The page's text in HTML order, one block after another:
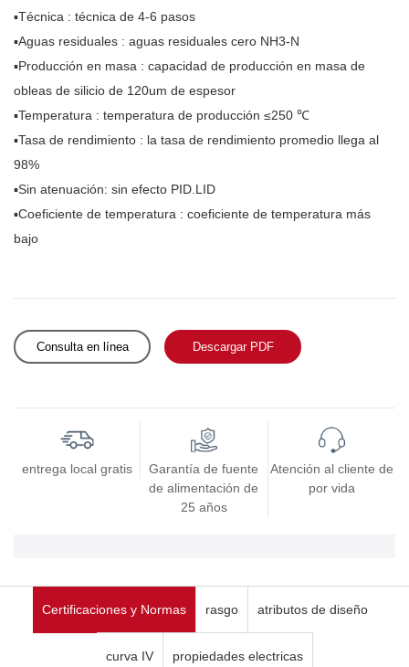
▪Técnica : técnica de 4-6 pasos
▪Aguas residuales : aguas residuales cero NH3-N
▪Producción en masa : capacidad de producción en masa de
obleas de silicio de 120um de espesor
▪Temperatura : temperatura de producción ≤250 ℃
▪Tasa de rendimiento : la tasa de rendimiento promedio llega al
98%
▪Sin atenuación: sin efecto PID.LID
▪Coeficiente de temperatura : coeficiente de temperatura más
bajo
Consulta en línea Descargar PDF
entrega local gratis
Garantía de fuente
de alimentación de
25 años
Atención al cliente de
por vida
Certificaciones y Normas rasgo atributos de diseño
curva IV propiedades electricas